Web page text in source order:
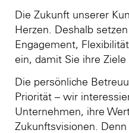
Die Zukunft unserer
Herzen. Deshalb
Engagement,
ein, damit Sie ihre Ziele
Die persönliche
Priorität – wir
Unternehmen, ihre
Zukunftsvisionen.